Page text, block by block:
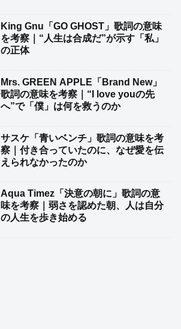
King Gnu「GO GHOST」歌詞の意味
を考察｜“人生は合成だ”が示す「私」
の正体
Mrs. GREEN APPLE「Brand New」
歌詞の意味を考察｜“I love youの先
へ”で「僕」は何を救うのか
サスケ「青いベンチ」歌詞の意味を考
察｜付き合っていたのに、なぜ愛を伝
えられなかったのか
Aqua Timez「決意の朝に」歌詞の意
味を考察｜弱さを認めた朝、人は自分
の人生を歩き始める